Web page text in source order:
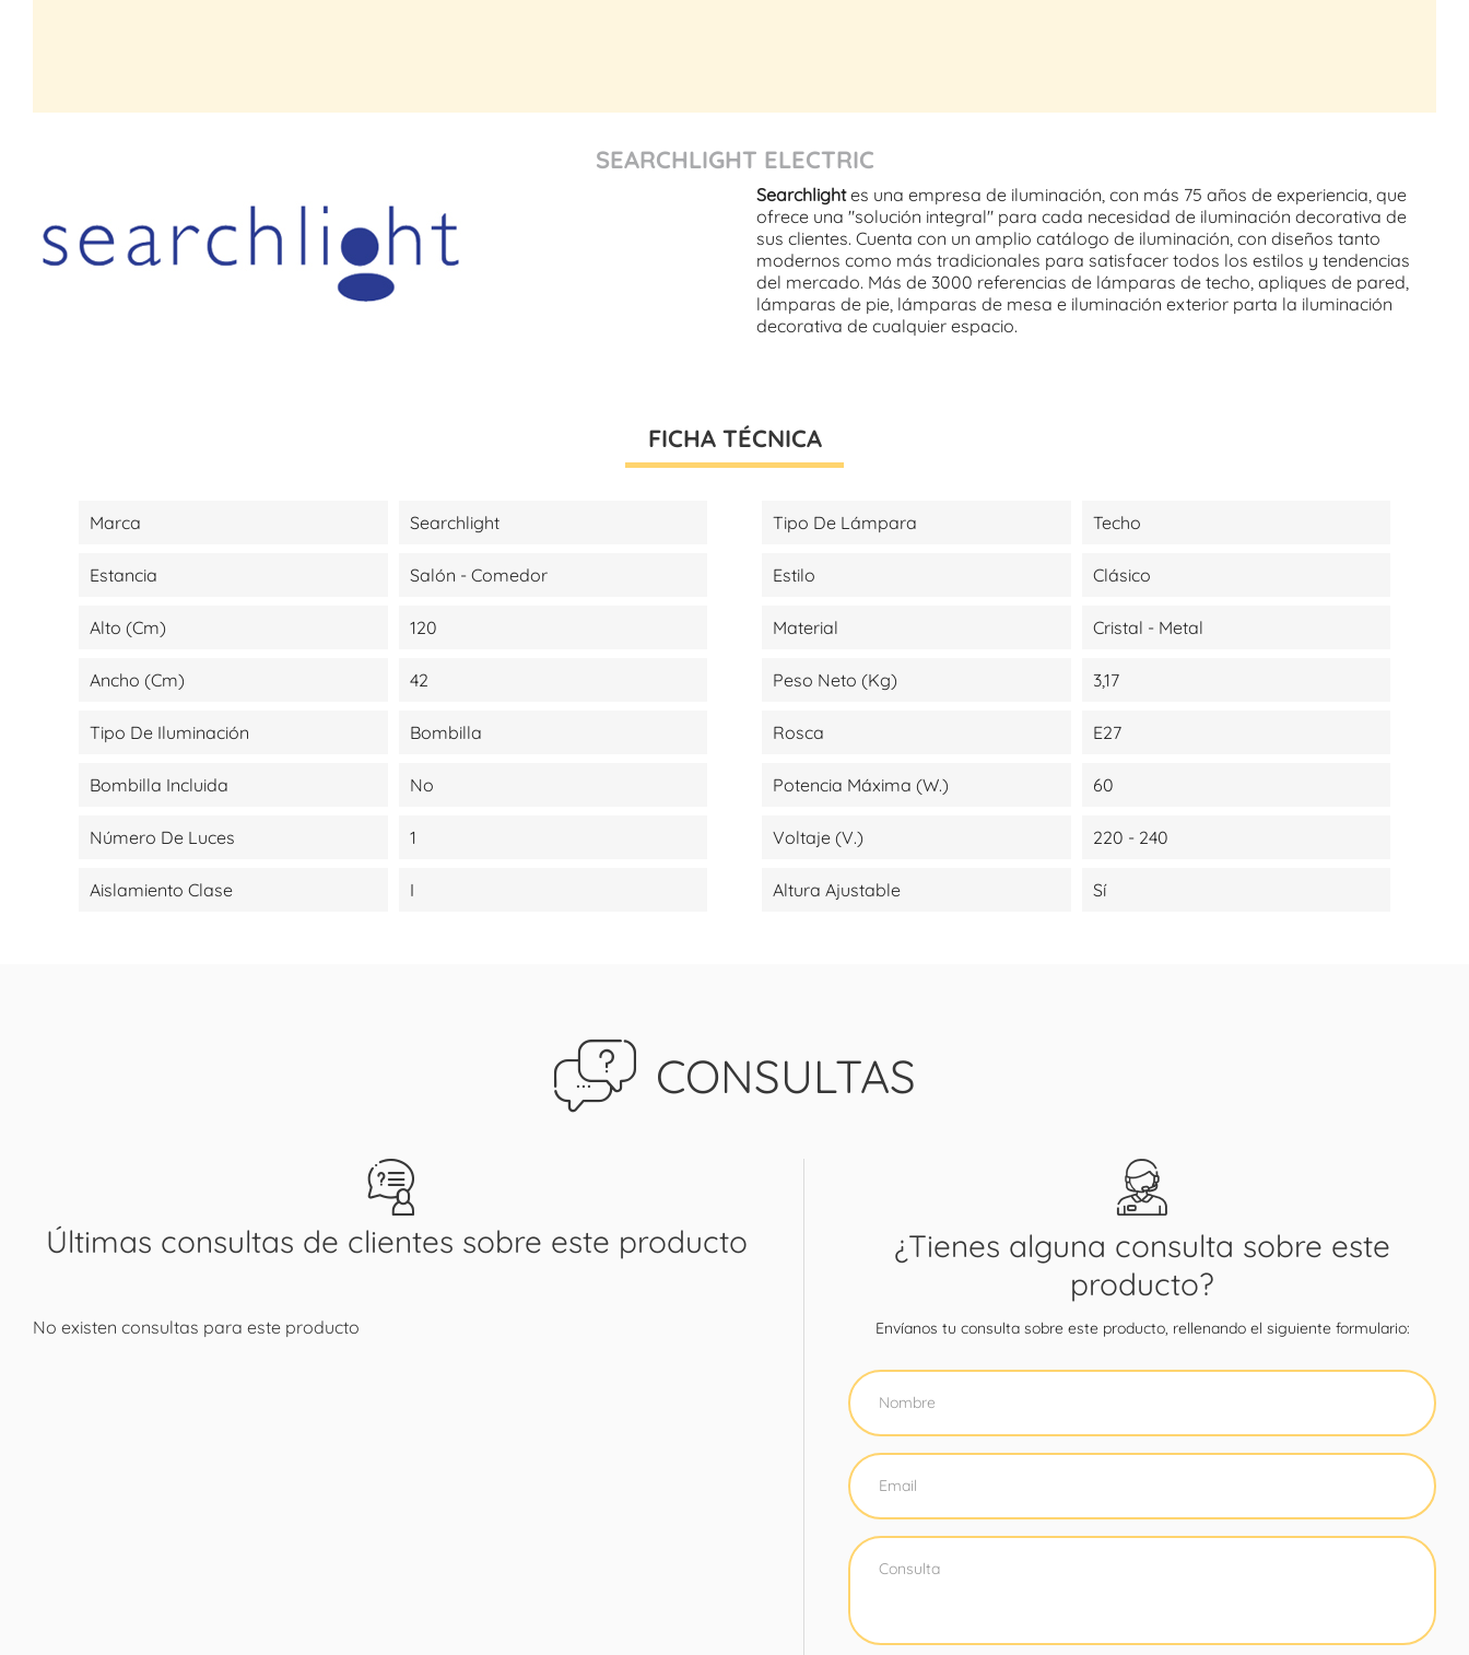
SEARCHLIGHT ELECTRIC
Searchlightes una empresa de iluminación, con más 75 años de experiencia, que
ofrece una "solución integral" para cada necesidad de iluminación decorativa de
sus clientes. Cuenta con un amplio catálogo de iluminación, con diseños tanto
modernos como más tradicionales para satisfacer todos los estilos y tendencias
del mercado. Más de 3000 referencias de lámparas de techo, apliques de pared,
lámparas de pie, lámparas de mesa e iluminación exterior parta la iluminación
decorativa de cualquier espacio.
FICHA TÉCNICA
Marca Searchlight Tipo De Lámpara Techo
Estancia Salón - Comedor Estilo Clásico
Alto (cm) 120 Material Cristal - Metal
Ancho (cm) 42 Peso Neto (kg) 3,17
Tipo De Iluminación Bombilla Rosca E27
Bombilla Incluida No Potencia Máxima (W.) 60
Número De Luces 1 Voltaje (V.) 220 - 240
Aislamiento Clase I Altura Ajustable Sí
CONSULTAS
Últimas consultas de clientes sobre este producto
No existen consultas para este producto
¿Tienes alguna consulta sobre este
producto?
Envíanos tu consulta sobre este producto, rellenando el siguiente formulario: